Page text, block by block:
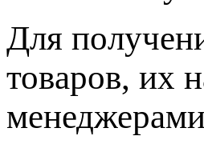
Для
товaров, их